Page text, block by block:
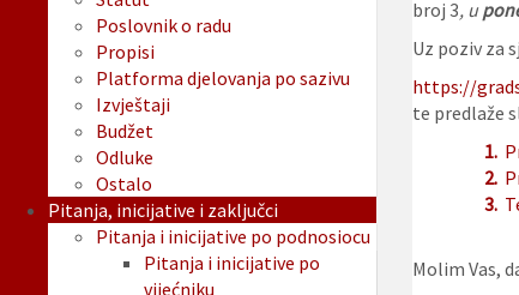
broj 3, u
Uz poziv za
https://
te predlaže
1.
2.
3.
Molim Vas,
Poslovnik o radu
Propisi
Platforma djelovanja po sazivu
Izvještaji
Budžet
Odluke
Ostalo
Pitanja, inicijative i zaključci
Pitanja i inicijative po podnosiocu
Pitanja i inicijative po
vijećniku